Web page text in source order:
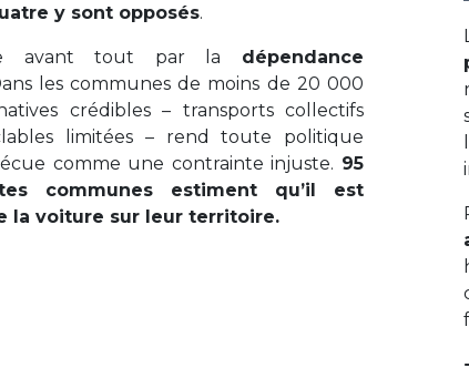
y sont opposés.
avant tout par la dépendance
les communes de moins de 20 000
crédibles – transports collectifs
limitées – rend toute politique
comme une contrainte injuste. 95
communes estiment qu’il est
la voiture sur leur territoire.